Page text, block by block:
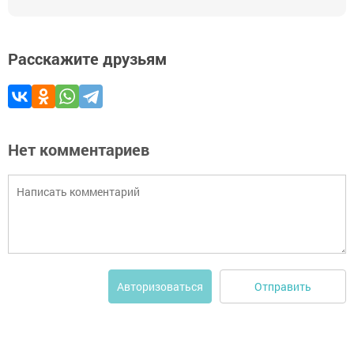
Расскажите друзьям
Нет комментариев
Авторизоваться Отправить